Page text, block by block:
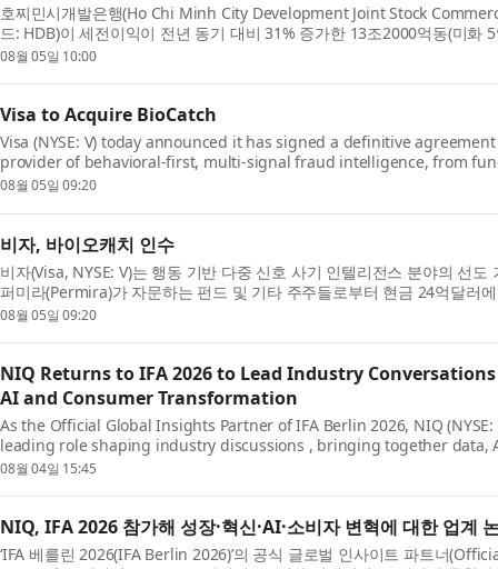
호찌민시개발은행(Ho Chi Minh City Development Joint Stock
드: HDB)이 세전이익이 전년 동기 대비 31% 증가한 13조2000억동(미화
조한 실적을 거뒀다. HD은행의 총자산은 6월 30일 기준 연초 ...
08월 05일 10:00
Visa to Acquire BioCatch
Visa (NYSE: V) today announced it has signed a definitive
provider of behavioral-first, multi-signal fraud intelligence, from
other shareholders for $2.4 billion in cash. The ac...
08월 05일 09:20
비자, 바이오캐치 인수
비자(Visa, NYSE: V)는 행동 기반 다중 신호 사기 인텔리전스 분야의 선
퍼미라(Permira)가 자문하는 펀드 및 기타 주주들로부터 현금 24억달러
했다고 발표했다. 바이오캐치 인수는 비자의 기존 ...
08월 05일 09:20
NIQ Returns to IFA 2026 to Lead Industry
AI and Consumer Transformation
As the Official Global Insights Partner of IFA Berlin 2026, NIQ
leading role shaping industry discussions , bringing together data,
human insight to illuminate the forces reshaping gr...
08월 04일 15:45
NIQ, IFA 2026 참가해 성장·혁신·AI·소비자 변혁에 대한 업계
‘IFA 베를린 2026(IFA Berlin 2026)’의 공식 글로벌 인사이트 파트너